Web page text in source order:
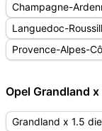
Champagne-
Languedoc-
Provence-Alpes-
Opel Grandland
Grandland x 1.5